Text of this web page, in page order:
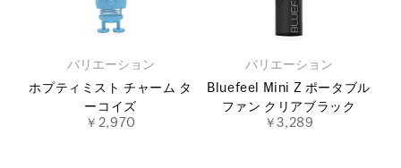
バリエーション
ホプティミスト チャーム タ
ーコイズ
￥2,970
バリエーション
Bluefeel Mini Z ポータブル
ファン クリアブラック
￥3,289